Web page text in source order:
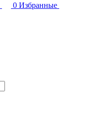
0 Избранные